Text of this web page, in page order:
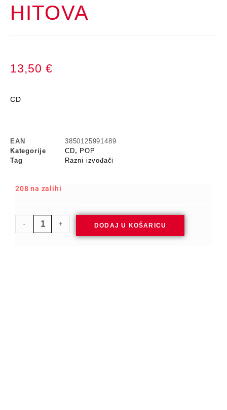
HITOVA
13,50 €
CD
EAN
3850125991489
Kategorije
CD, POP
Tag
Razni izvođači
208 na zalihi
- + DODAJ U KOŠARICU